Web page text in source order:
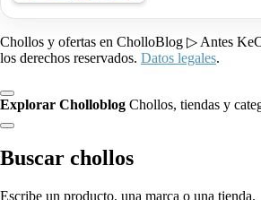
Chollos y ofertas en CholloBlog ▷ Antes
los derechos reservados. Datos legales.
Explorar Cholloblog Chollos, tiendas y
Buscar chollos
Escribe un producto, una marca o una tienda.